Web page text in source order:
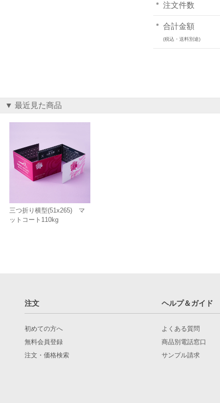
注文件数
合計金額
(税込・送料別途)
▼ 最近見た商品
三つ折り横型(51x265) マ
ットコート110kg
注文 ヘルプ＆ガイド
初めての方へ
無料会員登録
注文・価格検索
よくある質問
商品別電話窓口
サンプル請求